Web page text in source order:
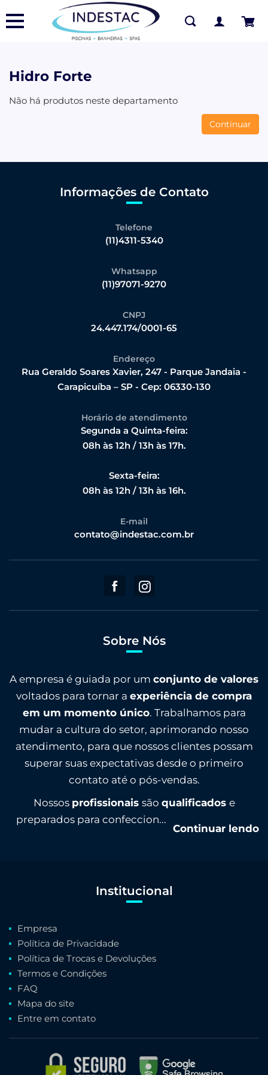
Hidro Forte
Não há produtos neste departamento
Continuar
Informações de Contato
Telefone
(11)4311-5340
Whatsapp
(11)97071-9270
CNPJ
24.447.174/0001-65
Endereço
Rua Geraldo Soares Xavier, 247 - Parque Jandaia -
Carapicuíba – SP - Cep: 06330-130
Horário de atendimento
Segunda a Quinta-feira:
08h às 12h / 13h às 17h.
Sexta-feira:
08h às 12h / 13h às 16h.
E-mail
contato@indestac.com.br
Sobre Nós
A empresa é guiada por um conjunto de valores
voltados para tornar a experiência de compra
em um momento único. Trabalhamos para
mudar a cultura do setor, aprimorando nosso
atendimento, para que nossos clientes possam
superar suas expectativas desde o primeiro
contato até o pós-vendas.
Nossos profissionais são qualificados e
preparados para confeccion...
Continuar lendo
Institucional
Empresa
Política de Privacidade
Política de Trocas e Devoluções
Termos e Condições
FAQ
Mapa do site
Entre em contato